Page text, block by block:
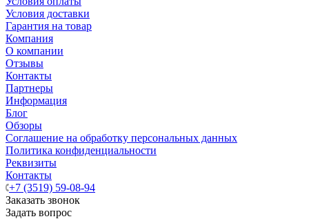
Условия доставки
Гарантия на товар
Компания
О компании
Отзывы
Контакты
Партнеры
Информация
Блог
Обзоры
Соглашение на обработку персональных данных
Политика конфиденциальности
Реквизиты
Контакты
+7 (3519) 59-08-94
Заказать звонок
Задать вопрос